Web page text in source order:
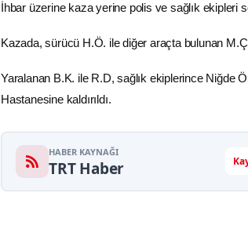
İhbar üzerine kaza yerine polis ve sağlık ekipleri
Kazada, sürücü H.Ö. ile diğer araçta bulunan
Yaralanan B.K. ile R.D, sağlık ekiplerince Niğde
Hastanesine kaldırıldı.
HABER KAYNAĞI
TRT Haber